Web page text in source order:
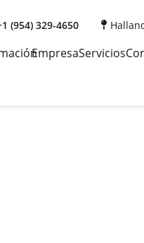
(954) 329-4650
EmpresaServicios